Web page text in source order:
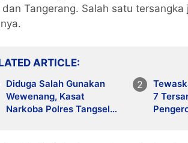
dan Tangerang. Salah satu
ARTICLE
Diduga Salah Gunakan
Wewenang, Kasat
Narkoba Polres Tangsel
7